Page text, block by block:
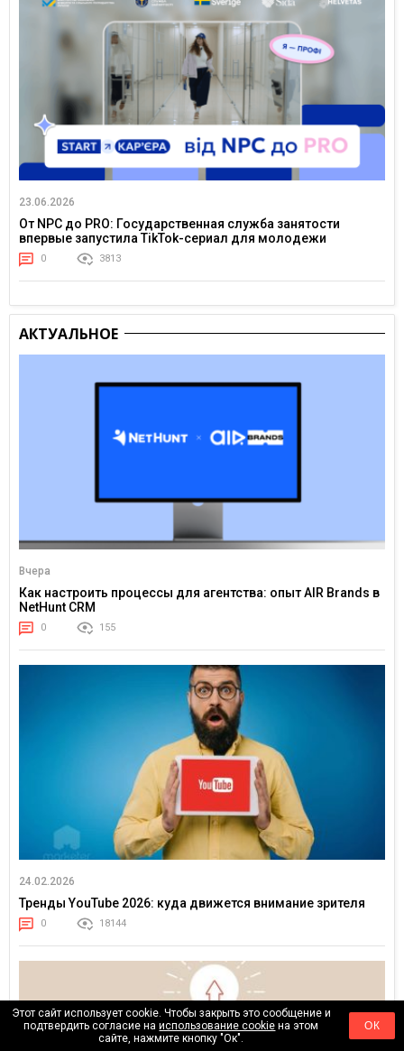
23.06.2026
От NPC до PRO: Государственная служба занятости
впервые запустила TikTok-сериал для молодежи
0 3813
АКТУАЛЬНОЕ
Вчера
Как настроить процессы для агентства: опыт AIR Brands в
NetHunt CRM
0 155
24.02.2026
Тренды YouTube 2026: куда движется внимание зрителя
0 18144
Этот сайт использует cookie. Чтобы закрыть это сообщение и
подтвердить согласие наиспользование cookie на этом
сайте, нажмите кнопку "Ок".
ОК